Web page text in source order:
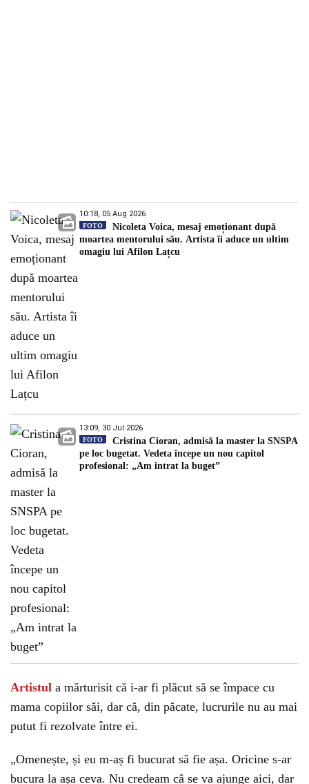
10:18, 05 Aug 2026
FOTO
Nicoleta Voica, mesaj emoționant după
moartea mentorului său. Artista îi aduce un ultim
omagiu lui Afilon Lațcu
13:09, 30 Jul 2026
FOTO
Cristina Cioran, admisă la master la SNSPA
pe loc bugetat. Vedeta începe un nou capitol
profesional: „Am intrat la buget”
Artistul a mărturisit că i-ar fi plăcut să se împace cu
mama copiilor săi, dar că, din păcate, lucrurile nu au mai
putut fi rezolvate între ei.
„Omenește, și eu m-aș fi bucurat să fie așa. Oricine s-ar
bucura la așa ceva. Nu credeam că se va ajunge aici, dar